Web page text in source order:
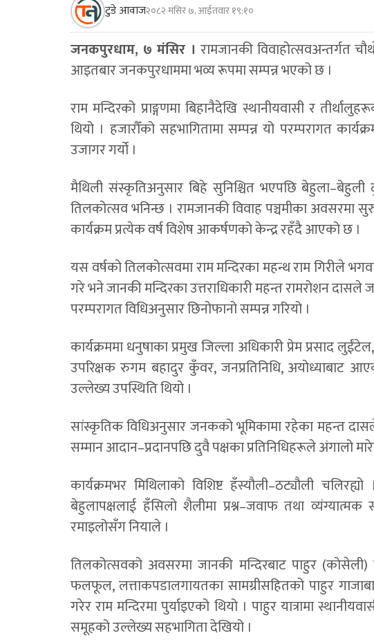
टुडे आवाज२०८२ मंसिर ७, आईतवार १९:१०
जनकपुरधाम, ७ मंसिर । रामजानकी विवाहोत्सवअन्तर्गत
आइतबार जनकपुरधाममा भव्य रूपमा सम्पन्न भएको छ ।
राम मन्दिरको प्राङ्गणमा बिहानैदेखि स्थानीयवासी र
थियो । हजारौँको सहभागितामा सम्पन्न यो परम्परागत
उजागर गर्यो ।
मैथिली संस्कृतिअनुसार बिहे सुनिश्चित भएपछि बेहुला–बेहुली
तिलकोत्सव भनिन्छ । रामजानकी विवाह पञ्चमीका अवसरमा
कार्यक्रम प्रत्येक वर्ष विशेष आकर्षणको केन्द्र रहँदै आएको छ ।
यस वर्षको तिलकोत्सवमा राम मन्दिरका महन्थ राम गिरीले
गरे भने जानकी मन्दिरका उत्तराधिकारी महन्त रामरोशन
परम्परागत विधिअनुसार छिनोफानो सम्पन्न गरियो ।
कार्यक्रममा धनुषाका प्रमुख जिल्ला अधिकारी प्रेम प्रसाद
उपरिक्षक रुगम बहादुर कुँवर, जनप्रतिनिधि, अयोध्याबाट
उल्लेख्य उपस्थिति थियो ।
सांस्कृतिक विधिअनुसार जनकको भूमिकामा रहेका महन्त
सम्मान आदान–प्रदानपछि दुवै पक्षका प्रतिनिधिहरूले अंगालो
कार्यक्रमभर मिथिलाको विशिष्ट हँस्यौली–ठट्यौली
बेहुलापक्षलाई हँसिलो शैलीमा प्रश्न–जवाफ तथा
रमाइलोसँग नियाले ।
तिलकोत्सवको अवसरमा जानकी मन्दिरबाट पाहुर (कोसेली)
फलफूल, लत्ताकपडालगायतका सामग्रीसहितको पाहुर
गरेर राम मन्दिरमा पुर्याइएको थियो । पाहुर यात्रामा
समूहको उल्लेख्य सहभागिता देखियो ।